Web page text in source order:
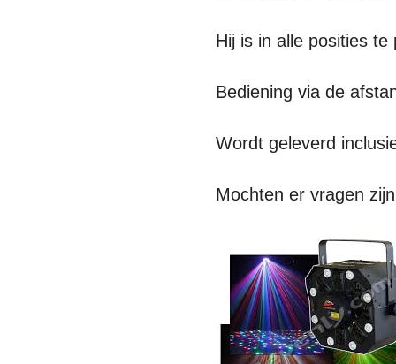
Hij is in alle posities
Bediening via de
Wordt geleverd
Mochten er vragen